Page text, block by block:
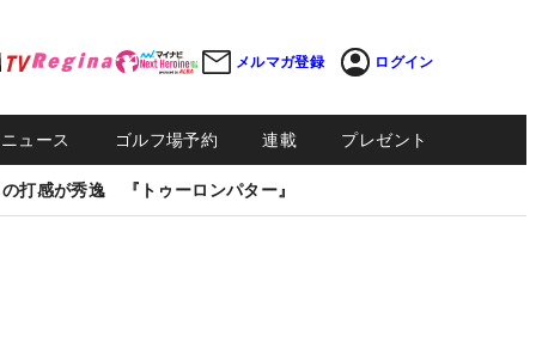
メルマガ登録 ログイン
ュース ゴルフ場予約 連載 プレゼント
打感が秀逸 『トゥーロンパター』